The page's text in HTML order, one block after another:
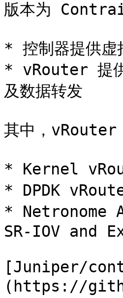
版本为
* 控制器提供虚
* vRouter 提供
及数据转发
其中，vRouter
* Kernel
* DPDK
* Netronome
SR-IOV and
[Juniper/
(https://